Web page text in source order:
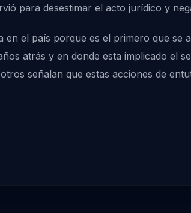
para desestimar el acto jurídico y
en el país porque es el primero que
atrás y en donde esta implicado el
señalan que estas acciones de